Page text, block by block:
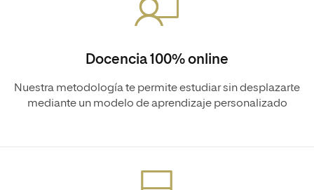
Docencia 100% online
Nuestra metodología te permite estudiar sin desplazarte
mediante un modelo de aprendizaje personalizado